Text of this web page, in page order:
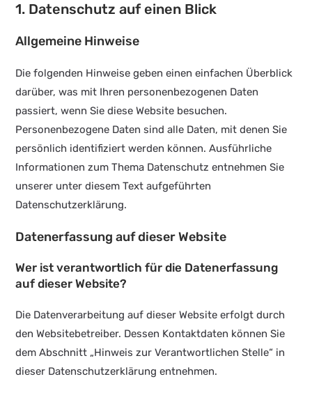
1. Datenschutz auf einen Blick
Allgemeine Hinweise
Die folgenden Hinweise geben einen einfachen Überblick
darüber, was mit Ihren personenbezogenen Daten
passiert, wenn Sie diese Website besuchen.
Personenbezogene Daten sind alle Daten, mit denen Sie
persönlich identifiziert werden können. Ausführliche
Informationen zum Thema Datenschutz entnehmen Sie
unserer unter diesem Text aufgeführten
Datenschutzerklärung.
Datenerfassung auf dieser Website
Wer ist verantwortlich für die Datenerfassung
auf dieser Website?
Die Datenverarbeitung auf dieser Website erfolgt durch
den Websitebetreiber. Dessen Kontaktdaten können Sie
dem Abschnitt „Hinweis zur Verantwortlichen Stelle“ in
dieser Datenschutzerklärung entnehmen.